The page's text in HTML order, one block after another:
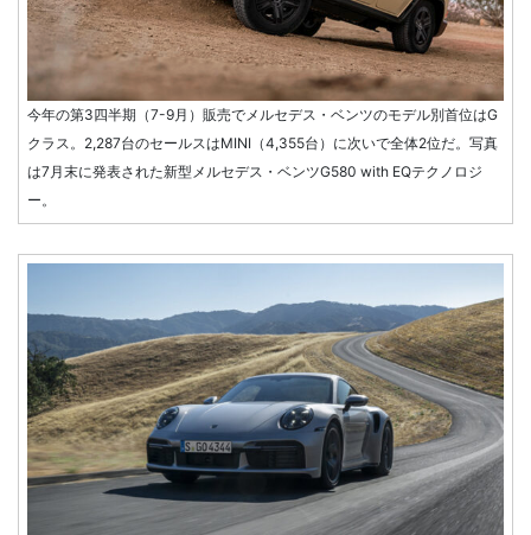
今年の第3四半期（7-9月）販売でメルセデス・ベンツのモデル別首位はG
クラス。2,287台のセールスはMINI（4,355台）に次いで全体2位だ。写真
は7月末に発表された新型メルセデス・ベンツG580 with EQテクノロジ
ー。